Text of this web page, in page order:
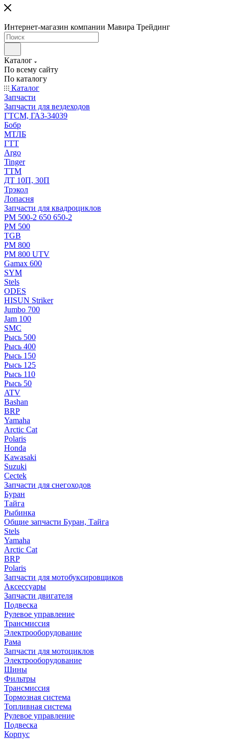
Интернет-магазин компании Мавира Трейдинг
Каталог
По всему сайту
По каталогу
Каталог
Запчасти
Запчасти для вездеходов
ГТСМ, ГАЗ-34039
Бобр
МТЛБ
ГТТ
Argo
Tinger
ТТМ
ДТ 10П, 30П
Трэкол
Лопасня
Запчасти для квадроциклов
РМ 500-2 650 650-2
РМ 500
TGB
РМ 800
РМ 800 UTV
Gamax 600
SYM
Stels
ОDЕS
HISUN Striker
Jumbo 700
Jam 100
SMC
Рысь 500
Рысь 400
Рысь 150
Рысь 125
Рысь 110
Рысь 50
ATV
Bashan
BRP
Yamaha
Arctic Cat
Polaris
Honda
Kawasaki
Suzuki
Cectek
Запчасти для снегоходов
Буран
Тайга
Рыбинка
Общие запчасти Буран, Тайга
Stels
Yamaha
Arctic Cat
BRP
Polaris
Запчасти для мотобуксировщиков
Аксессуары
Запчасти двигателя
Подвеска
Рулевое управление
Трансмиссия
Электрооборудование
Рама
Запчасти для мотоциклов
Электрооборудование
Шины
Фильтры
Трансмиссия
Тормозная система
Топливная система
Рулевое управление
Подвеска
Корпус